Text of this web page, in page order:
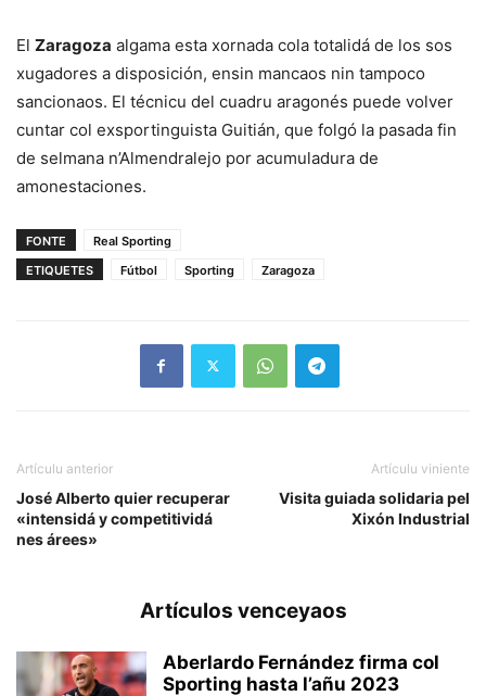
El Zaragoza algama esta xornada cola totalidá de los sos
xugadores a disposición, ensin mancaos nin tampoco
sancionaos. El técnicu del cuadru aragonés puede volver
cuntar col exsportinguista Guitián, que folgó la pasada fin
de selmana n’Almendralejo por acumuladura de
amonestaciones.
FONTE
Real Sporting
ETIQUETES
Fútbol Sporting Zaragoza
Artículu anterior
José Alberto quier recuperar
«intensidá y competitividá
nes árees»
Artículu viniente
Visita guiada solidaria pel
Xixón Industrial
Artículos venceyaos
Aberlardo Fernández firma col
Sporting hasta l’añu 2023